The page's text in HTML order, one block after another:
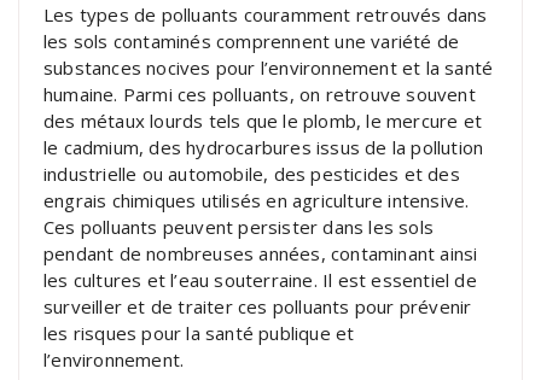
Les types de polluants couramment retrouvés dans
les sols contaminés comprennent une variété de
substances nocives pour l’environnement et la santé
humaine. Parmi ces polluants, on retrouve souvent
des métaux lourds tels que le plomb, le mercure et
le cadmium, des hydrocarbures issus de la pollution
industrielle ou automobile, des pesticides et des
engrais chimiques utilisés en agriculture intensive.
Ces polluants peuvent persister dans les sols
pendant de nombreuses années, contaminant ainsi
les cultures et l’eau souterraine. Il est essentiel de
surveiller et de traiter ces polluants pour prévenir
les risques pour la santé publique et
l’environnement.